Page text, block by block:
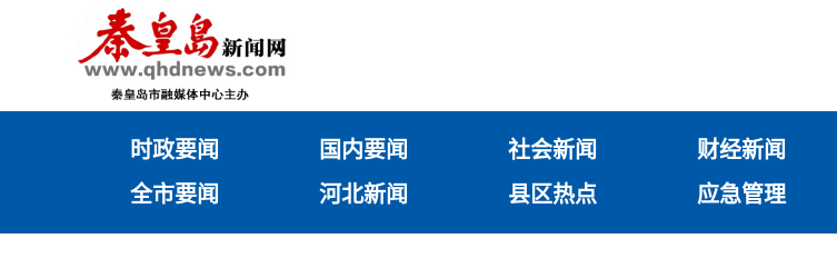
时政要闻 国内要闻 社会新闻 财经新闻
全市要闻
河北新闻 县区热点 应急管理